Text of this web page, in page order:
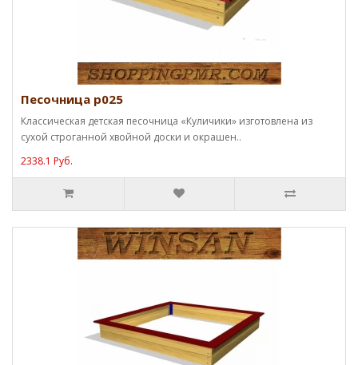
Песочница p025
Классическая детская песочница «Куличики» изготовлена из
сухой строганной хвойной доски и окрашен..
2338.1 Руб.